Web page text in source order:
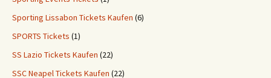
Sporting Lissabon Tickets Kaufen (6)
SPORTS Tickets (1)
SS Lazio Tickets Kaufen (22)
SSC Neapel Tickets Kaufen (22)